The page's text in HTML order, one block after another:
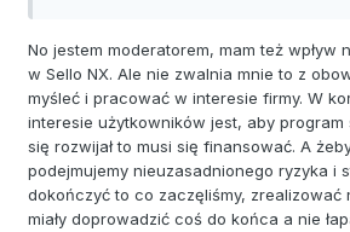
No jestem moderatorem, mam też wpływ
w Sello NX. Ale nie zwalnia mnie to z
myśleć i pracować w interesie firmy. W
interesie użytkowników jest, aby program
się rozwijał to musi się finansować. A
podejmujemy nieuzasadnionego ryzyka i
dokończyć to co zaczęliśmy, zrealizować
miały doprowadzić coś do końca a nie